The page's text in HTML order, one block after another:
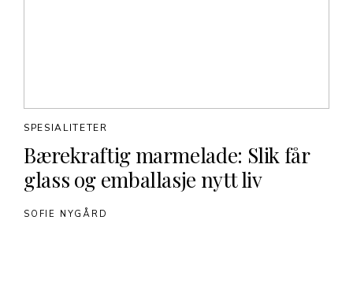
Bærekraftig marmelade: Slik får
glass og emballasje nytt liv
SPESIALITETER
SOFIE NYGÅRD